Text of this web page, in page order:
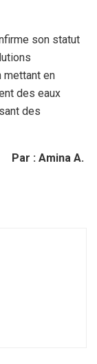
son statut
mettant en
des eaux
des
Par : Amina A.